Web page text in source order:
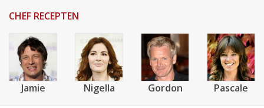
CHEF RECEPTEN
Jamie Nigella Gordon Pascale